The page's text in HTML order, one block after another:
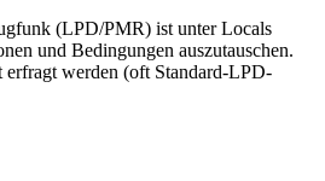
(LPD/PMR) ist unter Locals
und Bedingungen auszutauschen.
werden (oft Standard-LPD-